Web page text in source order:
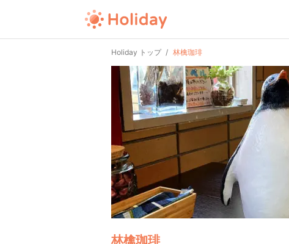
Holiday トップ 林檎珈琲
林檎珈琲